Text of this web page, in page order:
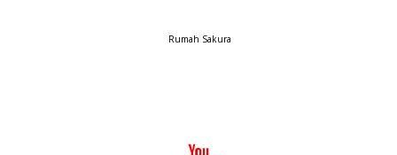
Rumah Sakura